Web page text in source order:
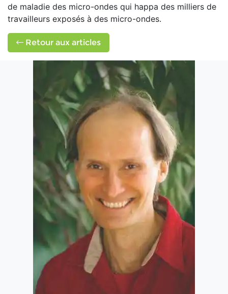
de maladie des micro-ondes qui happa des milliers de
travailleurs exposés à des micro-ondes.
Retour aux articles